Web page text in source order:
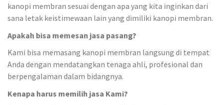
kanopi membran sesuai dengan apa yang kita inginkan dari
sana letak keistimewaan lain yang dimiliki kanopi membran.
Apakah bisa memesan jasa pasang?
Kami bisa memasang kanopi membran langsung di tempat
Anda dengan mendatangkan tenaga ahli, profesional dan
berpengalaman dalam bidangnya.
Kenapa harus memilih jasa Kami?